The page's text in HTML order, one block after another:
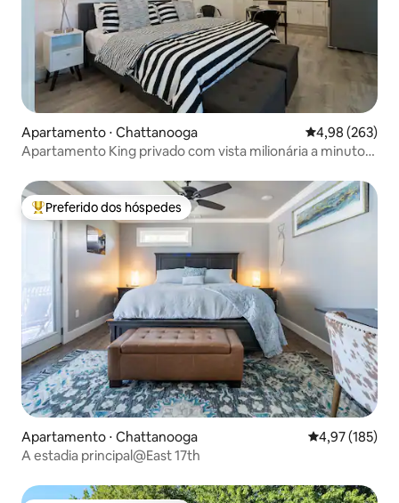
Apartamento ⋅ Chattanooga 4,98 de uma
4,98 (263)
Apartamento King privado com vista milionária a minutos
Entre os melhores preferidos dos hóspedes
Preferido dos hóspedes
Apartamento ⋅ Chattanooga 4,97 de uma
4,97 (185)
A estadia principal@East 17th